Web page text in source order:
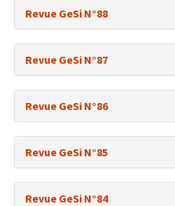
Revue GeSi N°88
Revue GeSi N°87
Revue GeSi N°86
Revue GeSi N°85
Revue GeSi N°84